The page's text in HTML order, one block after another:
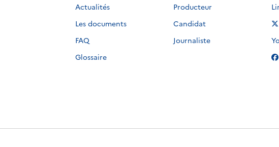
Actualités
Les documents
FAQ
Glossaire
Producteur
Candidat
Journaliste